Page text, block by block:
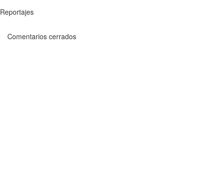
Reportajes
Comentarios cerrados